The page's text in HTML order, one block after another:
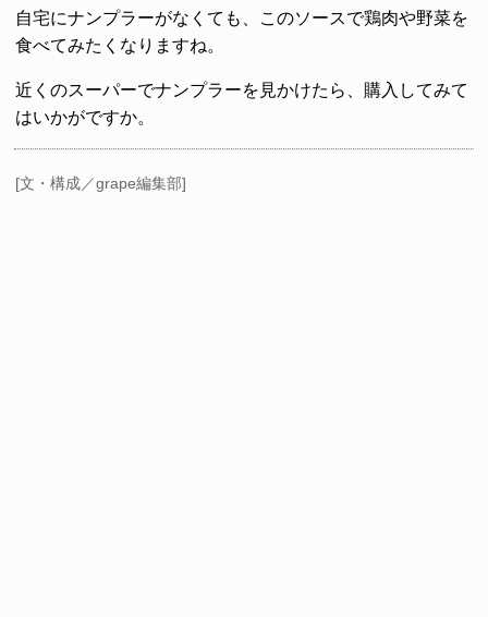
自宅にナンプラーがなくても、このソースで鶏肉や野菜を
食べてみたくなりますね。
近くのスーパーでナンプラーを見かけたら、購入してみて
はいかがですか。
[文・構成／grape編集部]